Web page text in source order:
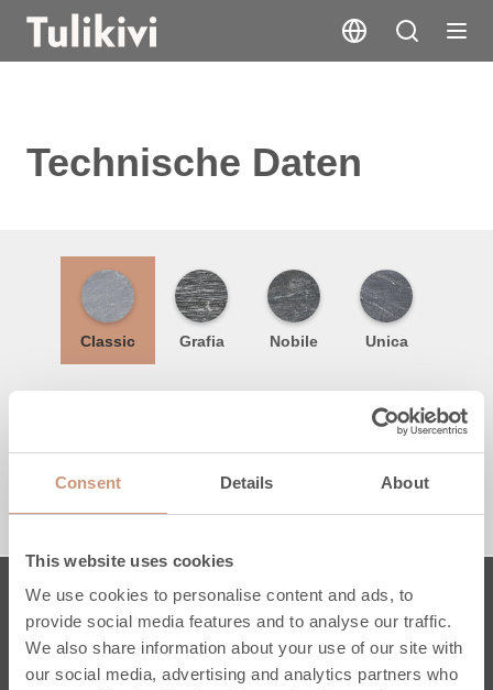
Consent Details About
This website uses cookies
We use cookies to personalise content and ads, to
provide social media features and to analyse our traffic.
We also share information about your use of our site with
our social media, advertising and analytics partners who
Technische Daten
Classic Grafia Nobile Unica
OBENANSCHLUSS, RÜCKSEITIGER
OBEN
OBENANSCHLUSS
Öfen
Karelia